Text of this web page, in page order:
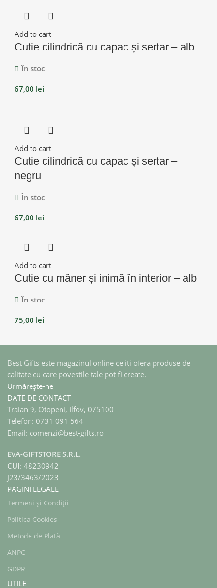
Add to cart
Cutie cilindrică cu capac și sertar – alb
În stoc
67,00 lei
Add to cart
Cutie cilindrică cu capac și sertar –
negru
În stoc
67,00 lei
Add to cart
Cutie cu mâner și inimă în interior – alb
În stoc
75,00 lei
Best Gifts este magazinul online ce iti ofera produse de
calitate cu care povestile tale pot fi create.
Urmărește-ne
DATE DE CONTACT
Traian 9, Otopeni, Ilfov, 075100
Telefon: 0731 091 564
Email: comenzi@best-gifts.ro
EVA-GIFTSTORE S.R.L.
CUI: 48230942
J23/3463/2023
PAGINI LEGALE
Termeni și Condiții
Politica Cookies
Metode de Plată
ANPC
GDPR
UTILE